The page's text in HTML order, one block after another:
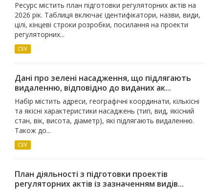
Ресурс містить план підготовки регуляторних актів на
2026 рік. Таблиця включає ідентифікатори, назви, види,
цілі, кінцеві строки розробки, посилання на проекти
регуляторних...
CSV
Дані про зелені насадження, що підлягають
видаленню, відповідно до виданих ак...
Набір містить адреси, географічні координати, кількісні
та якісні характеристики насаджень (тип, вид, якісний
стан, вік, висота, діаметр), які підлягають видаленню.
Також до...
CSV
План діяльності з підготовки проектів
регуляторних актів із зазначенням видів...